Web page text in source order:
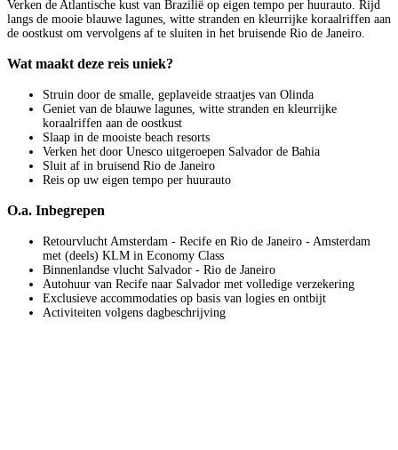
Verken de Atlantische kust van Brazilië op eigen tempo per huurauto. Rijd
langs de mooie blauwe lagunes, witte stranden en kleurrijke koraalriffen aan
de oostkust om vervolgens af te sluiten in het bruisende Rio de Janeiro.
Wat maakt deze reis uniek?
Struin door de smalle, geplaveide straatjes van Olinda
Geniet van de blauwe lagunes, witte stranden en kleurrijke
koraalriffen aan de oostkust
Slaap in de mooiste beach resorts
Verken het door Unesco uitgeroepen Salvador de Bahia
Sluit af in bruisend Rio de Janeiro
Reis op uw eigen tempo per huurauto
O.a. Inbegrepen
Retourvlucht Amsterdam - Recife en Rio de Janeiro - Amsterdam
met (deels) KLM in Economy Class
Binnenlandse vlucht Salvador - Rio de Janeiro
Autohuur van Recife naar Salvador met volledige verzekering
Exclusieve accommodaties op basis van logies en ontbijt
Activiteiten volgens dagbeschrijving